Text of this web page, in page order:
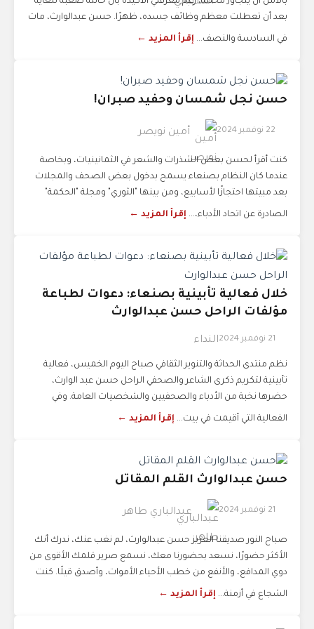
بعد أن تعطلت معظم وظائف جسده، ظهرًا. حسن عبدالوارث، مات
في السادسة والنصف... إقرأ المزيد ←
حسن نجل شمسان وحفيد صبران!
22 نوفمبر 2024 أمين نويصر
كنت أقرأ لحسن بعض الشذرات والشعر في الثمانينيات، وبخاصة
عندما كان النظام بصنعاء يسمح بدخول بعض الصحف والمجلات
بعد مبيتها احتجازًا لأسابيع، ومن بينها "الثوري" ومجلة "الحكمة"
الصادرة عن اتحاد الأدباء،... إقرأ المزيد ←
خلال فعالية تأبينية بصنعاء: دعوات لطباعة
مؤلفات الراحل حسن عبدالوارث
21 نوفمبر 2024 النداء
نظم منتدى الحداثة والتنوير الثقافي صباح اليوم الخميس، فعالية
تأبينية لتكريم ذكرى الشاعر والصحفي الراحل حسن عبد الوارث،
حضرها نخبة من الأدباء والصحفيين والشخصيات العامة. وفي
الفعالية التي أقيمت في بيت... إقرأ المزيد ←
حسن عبدالوارث القلم المقاتل
21 نوفمبر 2024 عبدالباري طاهر
صباح النور صديقنا العزيز حسن عبدالوارث، لم نغب عنك، ندرك أنك
الأكثر حضورًا، نسعد بحضورنا معك، نسمع صرير قلمك الأقوى من
دوي المدافع، والأنفع من خطب الأحياء الأموات، وأصدق قيلًا. كنت
الشجاع في أزمنة... إقرأ المزيد ←